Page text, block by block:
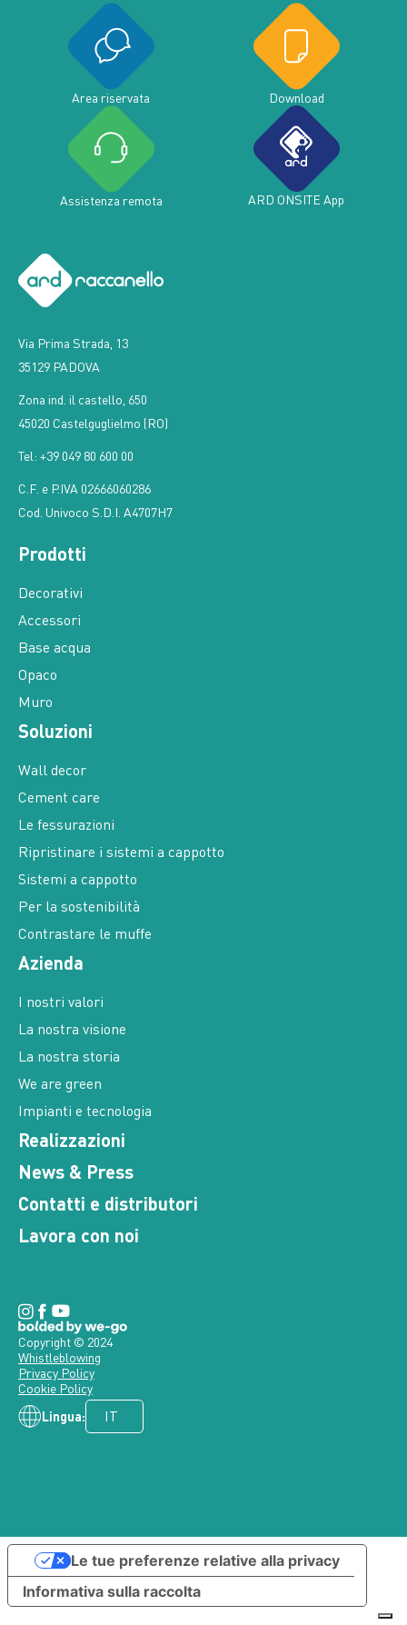
Area riservata Download
Assistenza remota ARD ONSITE App
Via Prima Strada, 13
35129 PADOVA
Zona ind. il castello, 650
45020 Castelguglielmo (RO)
Tel: +39 049 80 600 00
C.F. e P.IVA 02666060286
Cod. Univoco S.D.I. A4707H7
Prodotti
Decorativi
Accessori
Base acqua
Opaco
Muro
Soluzioni
Wall decor
Cement care
Le fessurazioni
Ripristinare i sistemi a cappotto
Sistemi a cappotto
Per la sostenibilità
Contrastare le muffe
Azienda
I nostri valori
La nostra visione
La nostra storia
We are green
Impianti e tecnologia
Realizzazioni
News & Press
Contatti e distributori
Lavora con noi
Lingua:
Copyright © 2024
Whistleblowing
Privacy Policy
Cookie Policy
Informativa sulla raccolta
Le tue preferenze relative alla privacy